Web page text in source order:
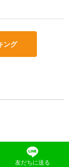
ング
友だちに送る